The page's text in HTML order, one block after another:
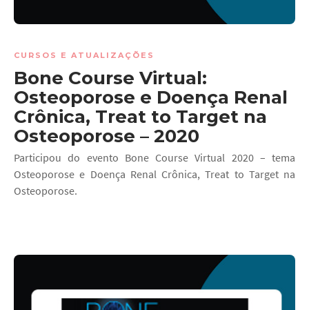
CURSOS E ATUALIZAÇÕES
Bone Course Virtual:
Osteoporose e Doença Renal
Crônica, Treat to Target na
Osteoporose – 2020
Participou do evento Bone Course Virtual 2020 – tema
Osteoporose e Doença Renal Crônica, Treat to Target na
Osteoporose.